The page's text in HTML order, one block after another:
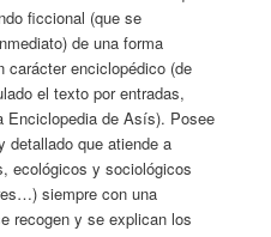
ficcional (que se
de una forma
carácter enciclopédico (de
el texto por entradas,
Enciclopedia de Asís). Posee
detallado que atiende a
ecológicos y sociológicos
siempre con una
recogen y se explican los